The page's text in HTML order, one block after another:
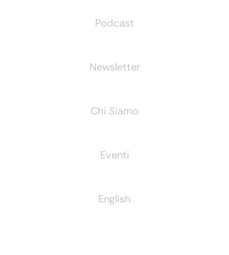
Podcast
Newsletter
Chi Siamo
Eventi
English